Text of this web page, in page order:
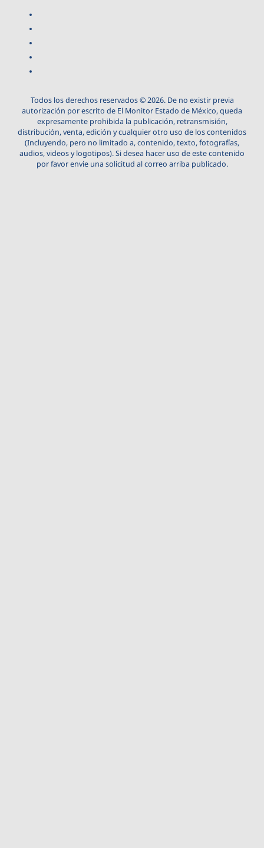
Todos los derechos reservados © 2026. De no existir previa
autorización por escrito de El Monitor Estado de México, queda
expresamente prohibida la publicación, retransmisión,
distribución, venta, edición y cualquier otro uso de los contenidos
(Incluyendo, pero no limitado a, contenido, texto, fotografías,
audios, videos y logotipos). Si desea hacer uso de este contenido
por favor envie una solicitud al correo arriba publicado.